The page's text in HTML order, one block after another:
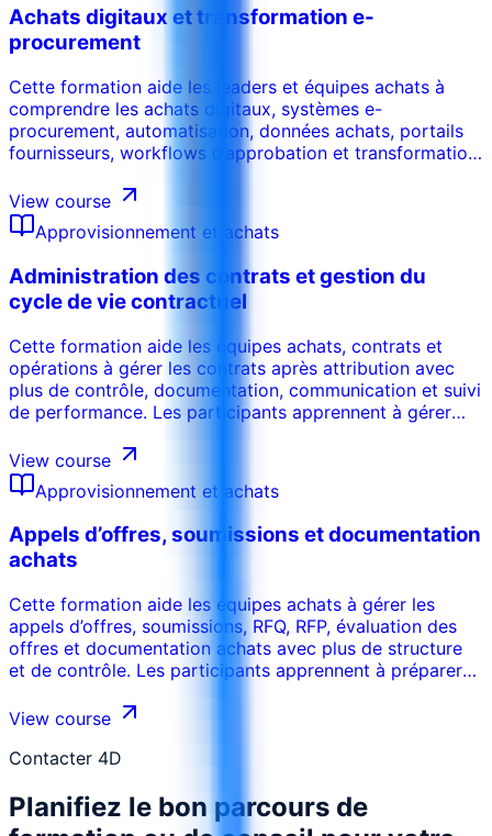
Achats digitaux et transformation e-
procurement
Cette formation aide les leaders et équipes achats à
comprendre les achats digitaux, systèmes e-
procurement, automatisation, données achats, portails
fournisseurs, workflows d’approbation et transformation
identifier les opportunités digitales, améliorer l’efficacité
processus, soutenir l’adoption et créer de la valeur
mesurable.
View course
Approvisionnement et achats
Administration des contrats et gestion du
cycle de vie contractuel
Cette formation aide les équipes achats, contrats et
opérations à gérer les contrats après attribution avec
plus de contrôle, documentation, communication et suivi
de performance. Les participants apprennent à gérer
performance fournisseur et clôture contractuelle.
View course
Approvisionnement et achats
Appels d’offres, soumissions et documentation
achats
Cette formation aide les équipes achats à gérer les
appels d’offres, soumissions, RFQ, RFP, évaluation des
offres et documentation achats avec plus de structure
et de contrôle. Les participants apprennent à préparer
soumissionnaires, évaluer les offres, maintenir la
View course
Contacter 4D
Planifiez le bon parcours de